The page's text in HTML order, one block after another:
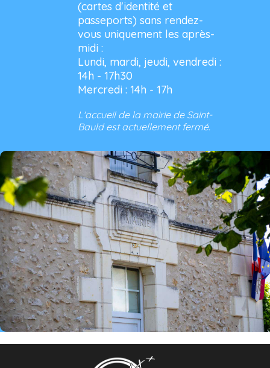
(cartes d'identité et
passeports) sans rendez-
vous uniquement les après-
midi :
Lundi, mardi, jeudi, vendredi :
14h - 17h30
Mercredi : 14h - 17h
L'accueil de la mairie de Saint-
Bauld est actuellement fermé.